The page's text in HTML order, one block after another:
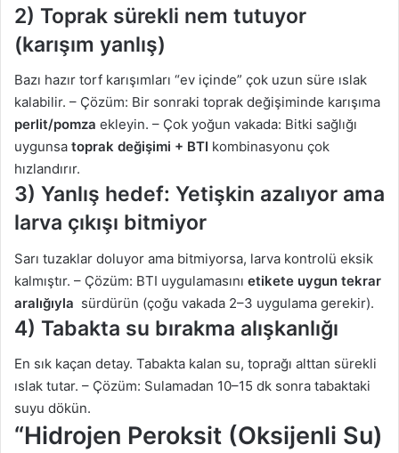
2) Toprak sürekli nem tutuyor
(karışım yanlış)
Bazı hazır torf karışımları “ev içinde” çok uzun süre ıslak
kalabilir. – Çözüm: Bir sonraki toprak değişiminde karışıma
perlit/pomza ekleyin. – Çok yoğun vakada: Bitki sağlığı
uygunsa toprak değişimi + BTI kombinasyonu çok
hızlandırır.
3) Yanlış hedef: Yetişkin azalıyor ama
larva çıkışı bitmiyor
Sarı tuzaklar doluyor ama bitmiyorsa, larva kontrolü eksik
kalmıştır. – Çözüm: BTI uygulamasını etikete uygun tekrar
aralığıyla sürdürün (çoğu vakada 2–3 uygulama gerekir).
4) Tabakta su bırakma alışkanlığı
En sık kaçan detay. Tabakta kalan su, toprağı alttan sürekli
ıslak tutar. – Çözüm: Sulamadan 10–15 dk sonra tabaktaki
suyu dökün.
“Hidrojen Peroksit (Oksijenli Su)